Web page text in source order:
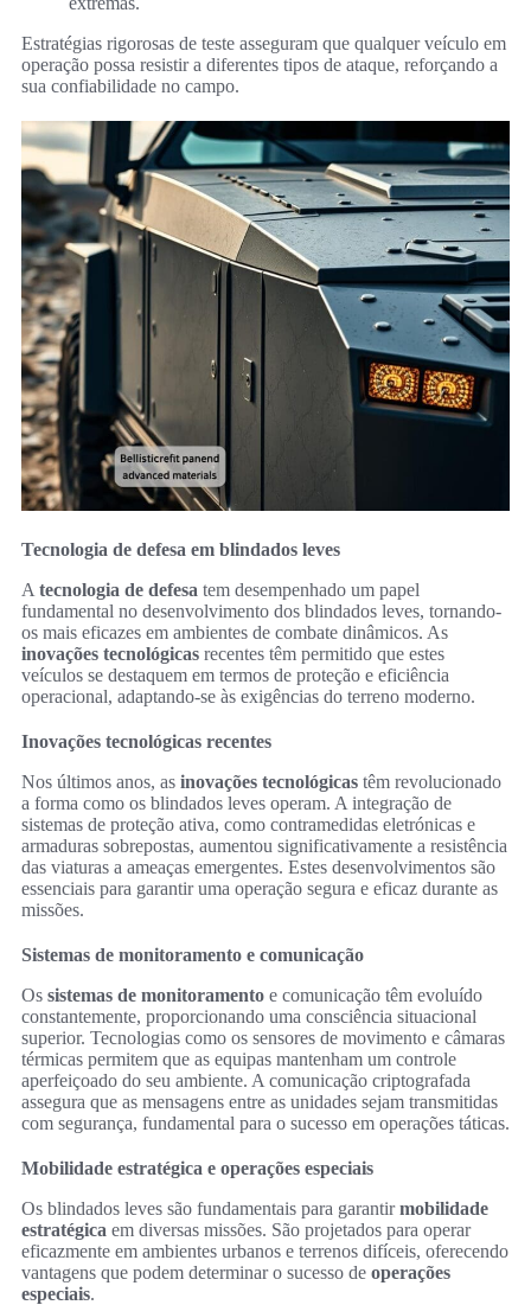
Estratégias rigorosas de teste asseguram que qualquer veículo em
operação possa resistir a diferentes tipos de ataque, reforçando a
sua confiabilidade no campo.
Tecnologia de defesa em blindados leves
A tecnologia de defesa tem desempenhado um papel
fundamental no desenvolvimento dos blindados leves, tornando-
os mais eficazes em ambientes de combate dinâmicos. As
inovações tecnológicas recentes têm permitido que estes
veículos se destaquem em termos de proteção e eficiência
operacional, adaptando-se às exigências do terreno moderno.
Inovações tecnológicas recentes
Nos últimos anos, as inovações tecnológicas têm revolucionado
a forma como os blindados leves operam. A integração de
sistemas de proteção ativa, como contramedidas eletrónicas e
armaduras sobrepostas, aumentou significativamente a resistência
das viaturas a ameaças emergentes. Estes desenvolvimentos são
essenciais para garantir uma operação segura e eficaz durante as
missões.
Sistemas de monitoramento e comunicação
Os sistemas de monitoramento e comunicação têm evoluído
constantemente, proporcionando uma consciência situacional
superior. Tecnologias como os sensores de movimento e câmaras
térmicas permitem que as equipas mantenham um controle
aperfeiçoado do seu ambiente. A comunicação criptografada
assegura que as mensagens entre as unidades sejam transmitidas
com segurança, fundamental para o sucesso em operações táticas.
Mobilidade estratégica e operações especiais
Os blindados leves são fundamentais para garantirmobilidade
estratégica em diversas missões. São projetados para operar
eficazmente em ambientes urbanos e terrenos difíceis, oferecendo
vantagens que podem determinar o sucesso de operações
especiais.